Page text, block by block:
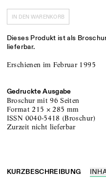
IN DEN WARENKORB
Dieses Produkt ist als
lieferbar.
Erschienen im Februar 1995
Gedruckte Ausgabe
Broschur mit 96 Seiten
Format215 ×285 mm
ISSN 0040-5418 (Broschur)
zurzeit nicht lieferbar
KURZBESCHREIBUNG